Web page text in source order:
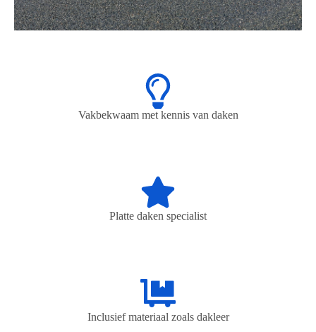
Vakbekwaam met kennis van daken
Platte daken specialist
Inclusief materiaal zoals dakleer